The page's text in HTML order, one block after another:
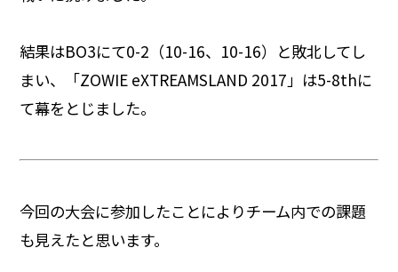
結果はBO3にて0-2（10-16、10-16）と敗北してし
まい、「ZOWIE eXTREAMSLAND 2017」は5-8thに
て幕をとじました。
今回の大会に参加したことによりチーム内での課題
も見えたと思います。